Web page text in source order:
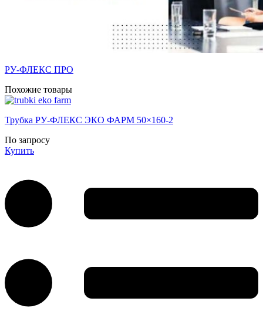
РУ-ФЛЕКС ПРО
Похожие товары
Трубка РУ-ФЛЕКС ЭКО ФАРМ 50×160-2
По запросу
Купить